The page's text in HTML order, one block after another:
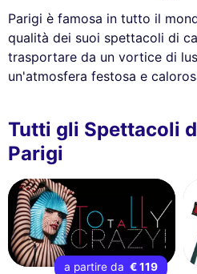
Parigi è famosa in tutto il
qualità dei suoi spettacoli di
trasportare da un vortice di
un'atmosfera festosa e
Tutti gli Spettacoli
Parigi
a partire da € 119